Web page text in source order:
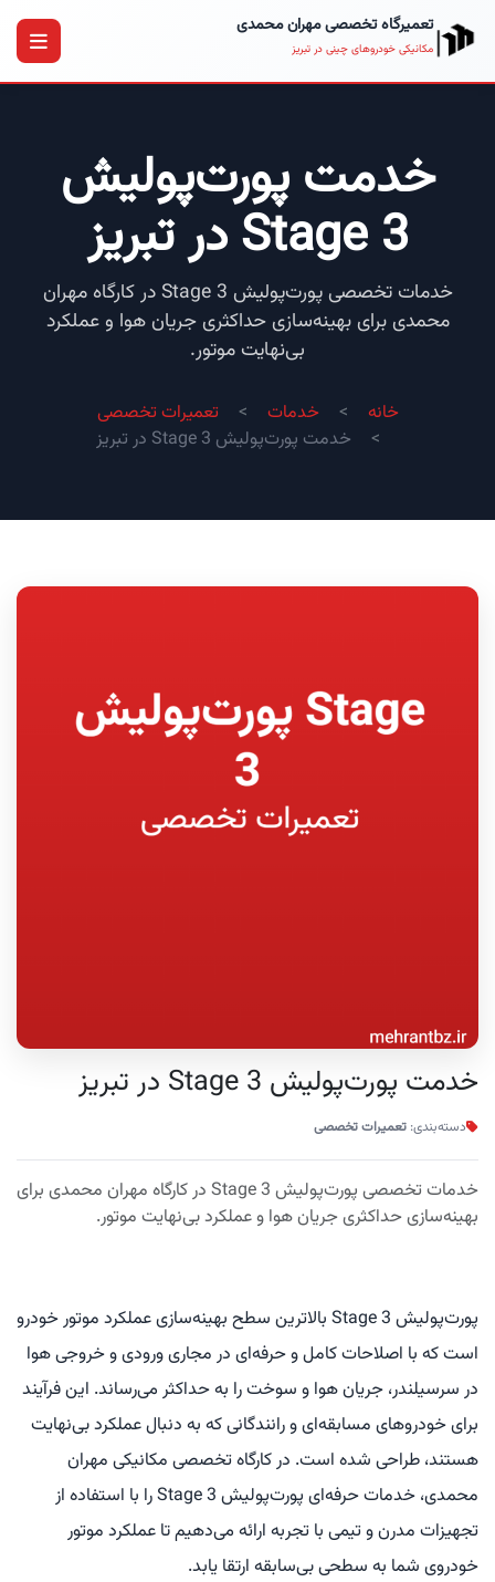
تعمیرگاه تخصصی مهران محمدی
مکانیکی خودروهای چینی در تبریز
خدمت پورت‌پولیش
Stage 3 در تبریز
خدمات تخصصی پورت‌پولیش Stage 3 در کارگاه مهران
محمدی برای بهینه‌سازی حداکثری جریان هوا و عملکرد
بی‌نهایت موتور.
خانه خدمات
تعمیرات تخصصی
خدمت پورت‌پولیش Stage 3 در تبریز
خدمت پورت‌پولیش Stage 3 در تبریز
دسته‌بندی: تعمیرات تخصصی
خدمات تخصصی پورت‌پولیش Stage 3 در کارگاه مهران محمدی برای
بهینه‌سازی حداکثری جریان هوا و عملکرد بی‌نهایت موتور.
پورت‌پولیش Stage 3 بالاترین سطح بهینه‌سازی عملکرد موتور خودرو
است که با اصلاحات کامل و حرفه‌ای در مجاری ورودی و خروجی هوا
در سرسیلندر، جریان هوا و سوخت را به حداکثر می‌رساند. این فرآیند
برای خودروهای مسابقه‌ای و رانندگانی که به دنبال عملکرد بی‌نهایت
هستند، طراحی شده است. در کارگاه تخصصی مکانیکی مهران
محمدی، خدمات حرفه‌ای پورت‌پولیش Stage 3 را با استفاده از
تجهیزات مدرن و تیمی با تجربه ارائه می‌دهیم تا عملکرد موتور
خودروی شما به سطحی بی‌سابقه ارتقا یابد.